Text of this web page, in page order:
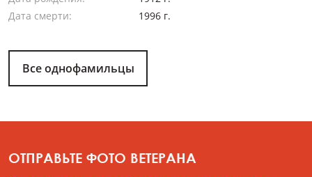
Дата смерти:
1996 г.
Все однофамильцы
ОТПРАВЬТЕ ФОТО ВЕТЕРАНА